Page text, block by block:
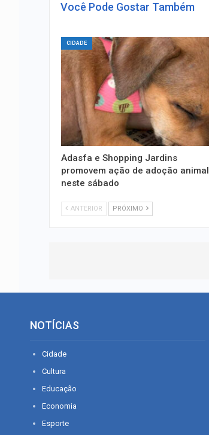
Você Pode Gostar Também
CIDADE
Adasfa e Shopping Jardins
promovem ação de adoção animal
neste sábado
ANTERIOR PRÓXIMO
NOTÍCIAS
Cidade
Cultura
Educação
Economia
Esporte